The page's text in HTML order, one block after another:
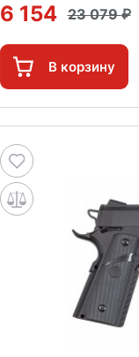
6 154 23 079
В корзину